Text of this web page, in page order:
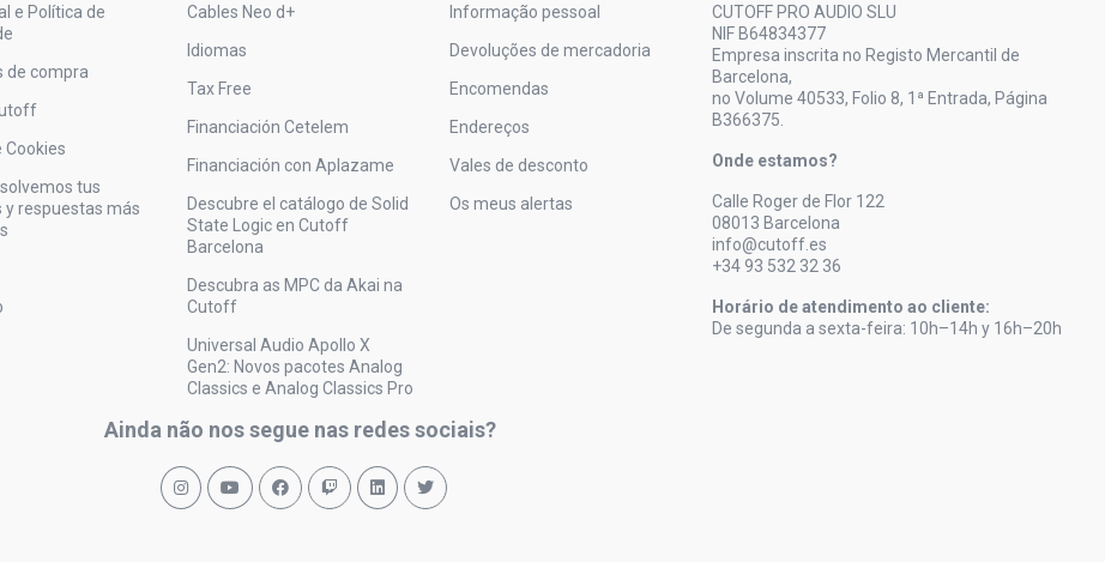
e Política de
de compra
Cookies
tus
y respuestas más
Cables Neo d+
Idiomas
Tax Free
Financiación Cetelem
Financiación con Aplazame
Descubre el catálogo de Solid
State Logic en Cutoff
Barcelona
Descubra as MPC da Akai na
Cutoff
Universal Audio Apollo X
Gen2: Novos pacotes Analog
Classics e Analog Classics Pro
Informação pessoal
Devoluções de mercadoria
Encomendas
Endereços
Vales de desconto
Os meus alertas
CUTOFF PRO AUDIO SLU
NIF B64834377
Empresa inscrita no Registo Mercantil de
Barcelona,
no Volume 40533, Folio 8, 1ª Entrada, Página
B366375.
Onde estamos?
Calle Roger de Flor 122
08013 Barcelona
info@cutoff.es
+34 93 532 32 36
Horário de atendimento ao cliente:
De segunda a sexta-feira: 10h–14h y 16h–20h
Ainda não nos segue nas redes sociais?